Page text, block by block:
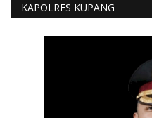
KAPOLRES KUPANG